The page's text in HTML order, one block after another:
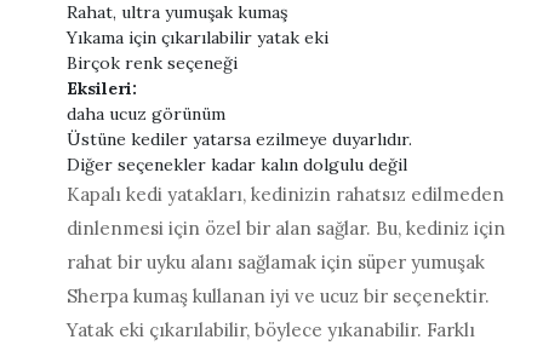
Rahat, ultra yumuşak kumaş
Yıkama için çıkarılabilir yatak eki
Birçok renk seçeneği
Eksileri:
daha ucuz görünüm
Üstüne kediler yatarsa ​​ezilmeye duyarlıdır.
Diğer seçenekler kadar kalın dolgulu değil
Kapalı kedi yatakları, kedinizin rahatsız edilmeden
dinlenmesi için özel bir alan sağlar. Bu, kediniz için
rahat bir uyku alanı sağlamak için süper yumuşak
Sherpa kumaş kullanan iyi ve ucuz bir seçenektir.
Yatak eki çıkarılabilir, böylece yıkanabilir. Farklı